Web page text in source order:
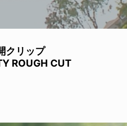
クリップ
ROUGH CUT